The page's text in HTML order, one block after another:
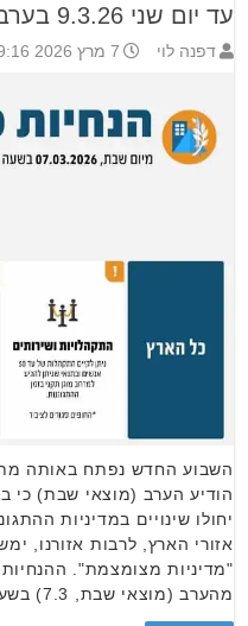
עד יום שני 9.3.26 בערב
דפנה לוי 7 מרץ 2026 19:16
השבוע החדש נפתח באותה
הודיע הערב (מוצאי שבת)
יחולו שינויים במדיניות
אזורי הארץ, לרבות אזורנו,
"מדיניות מצומצמת".
מהערב (מוצאי שבת, 7.3) בשעה …